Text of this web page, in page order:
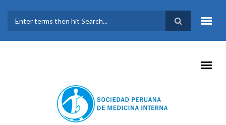
FORMULARIO DE
BÚSQUEDA